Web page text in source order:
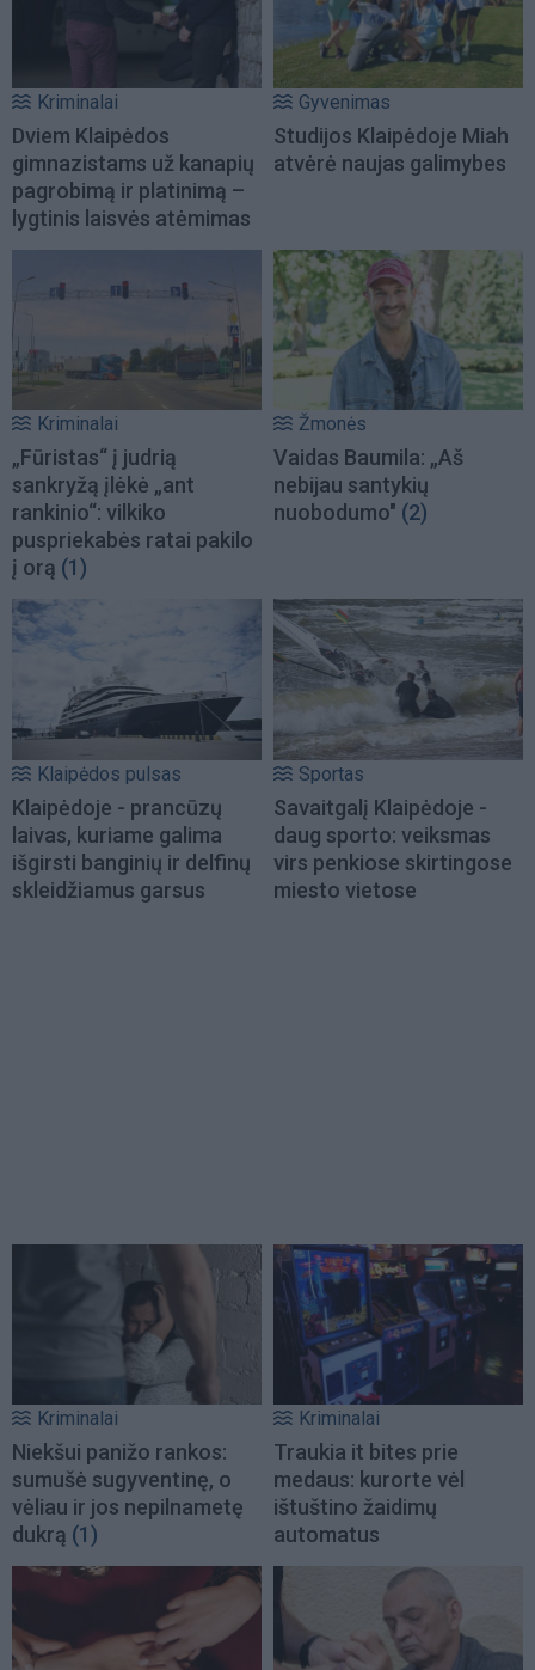
Kriminalai
Dviem Klaipėdos
gimnazistams už kanapių
pagrobimą ir platinimą –
lygtinis laisvės atėmimas
Gyvenimas
Studijos Klaipėdoje Miah
atvėrė naujas galimybes
Kriminalai
„Fūristas“ į judrią
sankryžą įlėkė „ant
rankinio“: vilkiko
puspriekabės ratai pakilo
į orą (1)
Žmonės
Vaidas Baumila: „Aš
nebijau santykių
nuobodumo" (2)
Klaipėdos pulsas
Klaipėdoje - prancūzų
laivas, kuriame galima
išgirsti banginių ir delfinų
skleidžiamus garsus
Sportas
Savaitgalį Klaipėdoje -
daug sporto: veiksmas
virs penkiose skirtingose
miesto vietose
Kriminalai
Niekšui panižo rankos:
sumušė sugyventinę, o
vėliau ir jos nepilnametę
dukrą (1)
Kriminalai
Traukia it bites prie
medaus: kurorte vėl
ištuštino žaidimų
automatus